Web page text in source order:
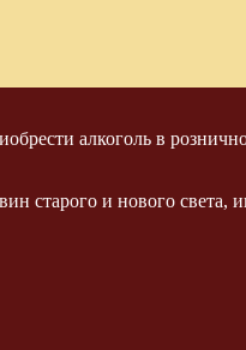
алкоголь в
старого и нового света,